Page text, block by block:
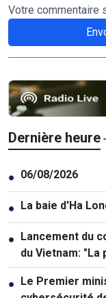
Votre commentaire
Dernière heure
● 06/08/2026
● La baie d'Ha
● Lancement du
du Vietnam: "La
● Le Premier